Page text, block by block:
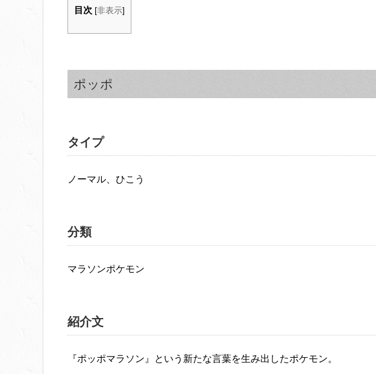
目次 [非表示]
ポッポ
タイプ
ノーマル、ひこう
分類
マラソンポケモン
紹介文
『ポッポマラソン』という新たな言葉を生み出したポケモン。